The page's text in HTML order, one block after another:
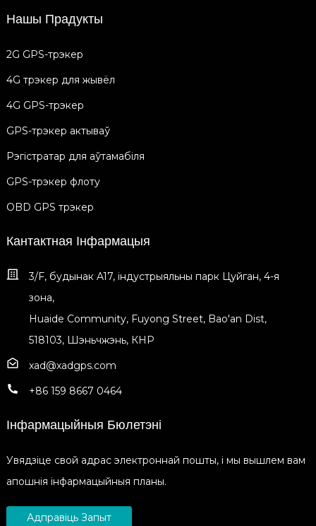
Нашы Прадукты
2G GPS-трэкер
4G трэкер для жывёл
4G GPS-трэкер
GPS-трэкер актываў
Рэгістратар для аўтамабіля
GPS-трэкер флоту
OBD GPS трэкер
Кантактная Інфармацыя
3/F, будынак A17, індустрыяльны парк Цуйган, 4-я
зона,
Huaide Community, Fuyong Street, Bao'an Dist,
518103, Шэньчжэнь, КНР
xad@xadgps.com
+86 159 8667 0464
Інфармацыйныя Бюлетэні
Увядзіце свой адрас электроннай пошты, і мы вышлем вам
апошнія інфармацыйныя планы.
Адправіць Запыт